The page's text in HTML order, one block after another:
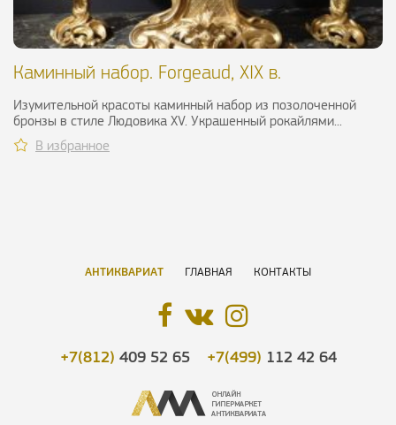
Каминный набор. Forgeaud, XIX в.
Изумительной красоты каминный набор из позолоченной
бронзы в стиле Людовика XV. Украшенный рокайлями...
В избранное
АНТИКВАРИАТ ГЛАВНАЯ КОНТАКТЫ
+7(812) 409 52 65 +7(499) 112 42 64